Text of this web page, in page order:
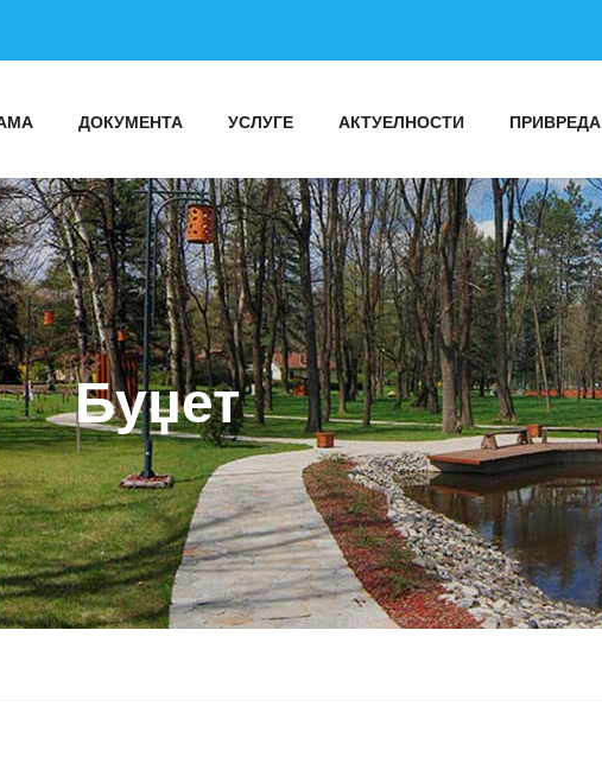
ДОКУМЕНТА УСЛУГЕ АКТУЕЛНОСТИ ПРИВРЕДА
Буџет